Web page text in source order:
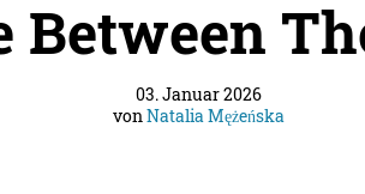
Between
03. Januar 2026
vonNatalia Mężeńska